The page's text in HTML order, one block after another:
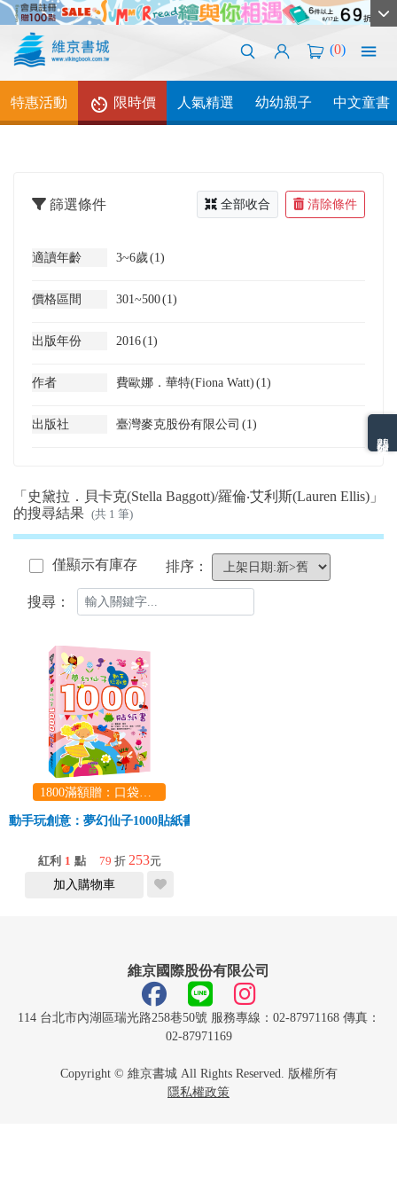
(0)
特惠活動 限時價 人氣精選 幼幼親子 中文童書
篩選條件 全部收合 清除條件
適讀年齡 3~6歲(1)
價格區間 301~500(1)
出版年份 2016(1)
作者 費歐娜．華特(Fiona Watt)(1)
出版社 臺灣麥克股份有限公司 (1)
「史黛拉．貝卡克(Stella Baggott)/羅倫‧艾利斯(Lauren Ellis)」
的搜尋結果 (共 1 筆)
僅顯示有庫存 排序：
搜尋：
1800滿額贈：口袋玩具一份（隨機出貨） (summer read)
動手玩創意：夢幻仙子1000貼紙書
紅利 1 點 79 折 253元
加入購物車
維京國際股份有限公司
114 台北市內湖區瑞光路258巷50號 服務專線：02-87971168 傳真：
02-87971169
Copyright © 維京書城 All Rights Reserved. 版權所有
隱私權政策